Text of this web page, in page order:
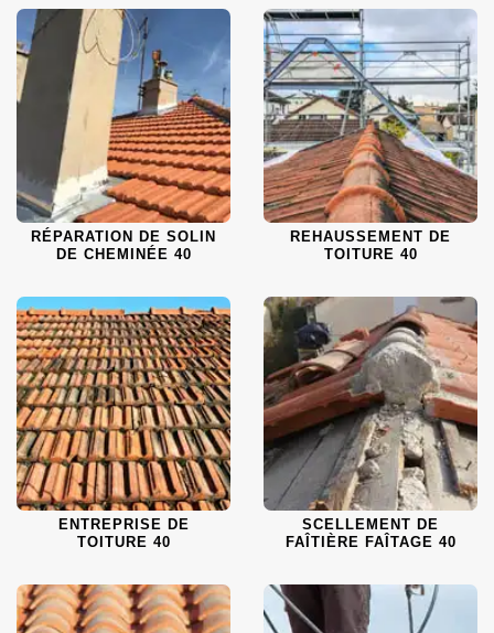
RÉPARATION DE SOLIN
DE CHEMINÉE 40
REHAUSSEMENT DE
TOITURE 40
ENTREPRISE DE
TOITURE 40
SCELLEMENT DE
FAÎTIÈRE FAÎTAGE 40